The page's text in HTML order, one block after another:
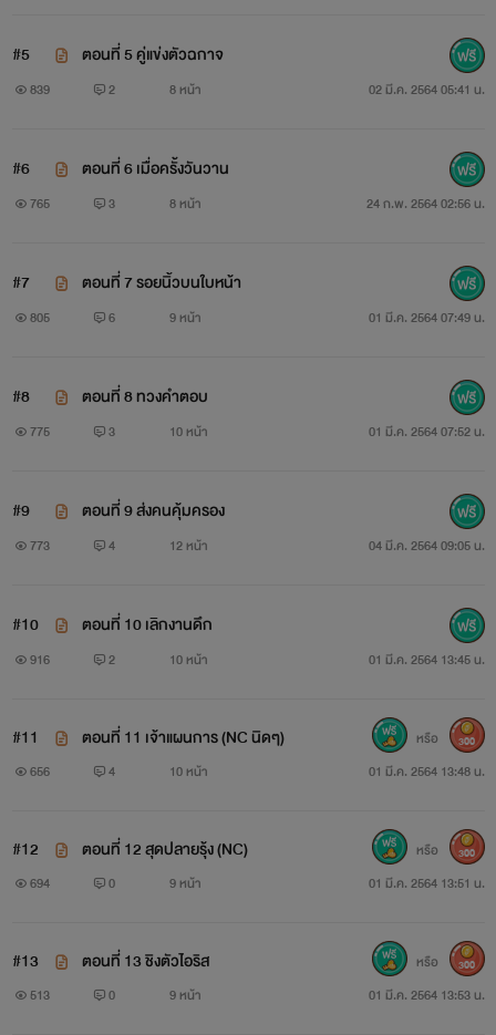
#5 ตอนที่ 5 คู่แข่งตัวฉกาจ
839 2 8 หน้า 02 มี.ค. 2564 05:41 น.
#6 ตอนที่ 6 เมื่อครั้งวันวาน
765 3 8 หน้า 24 ก.พ. 2564 02:56 น.
#7 ตอนที่ 7 รอยนิ้วบนใบหน้า
805 6 9 หน้า 01 มี.ค. 2564 07:49 น.
#8 ตอนที่ 8 ทวงคำตอบ
775 3 10 หน้า 01 มี.ค. 2564 07:52 น.
#9 ตอนที่ 9 ส่งคนคุ้มครอง
773 4 12 หน้า 04 มี.ค. 2564 09:05 น.
#10 ตอนที่ 10 เลิกงานดึก
916 2 10 หน้า 01 มี.ค. 2564 13:45 น.
#11 ตอนที่ 11 เจ้าแผนการ (NC นิดๆ)
656 4 10 หน้า 01 มี.ค. 2564 13:48 น.
หรือ 300
#12 ตอนที่ 12 สุดปลายรุ้ง (NC)
694 0 9 หน้า 01 มี.ค. 2564 13:51 น.
หรือ 300
#13 ตอนที่ 13 ชิงตัวไอริส
513 0 9 หน้า 01 มี.ค. 2564 13:53 น.
หรือ 300